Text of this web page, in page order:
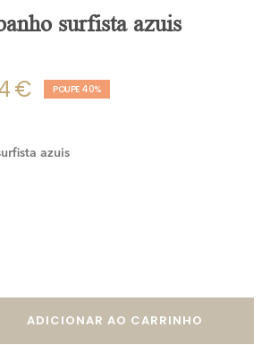
surfista azuis
€ POUPE 40%
azuis
ADICIONAR AO CARRINHO